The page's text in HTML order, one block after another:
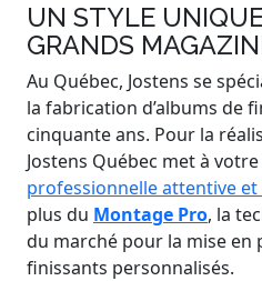
UN STYLE
GRANDS
Au Québec, Jostens se
la fabrication d’albums de
cinquante ans. Pour la
Jostens Québec met à
professionnelle attentive
plus du Montage Pro, la
du marché pour la mise en
finissants personnalisés.